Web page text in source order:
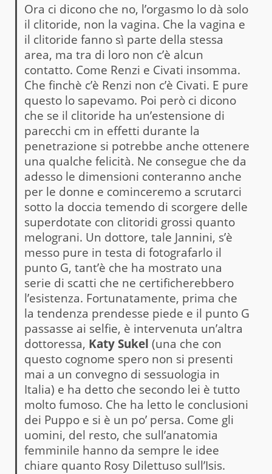
Ora ci dicono che no, l’orgasmo lo dà solo
il clitoride, non la vagina. Che la vagina e
il clitoride fanno sì parte della stessa
area, ma tra di loro non c’è alcun
contatto. Come Renzi e Civati insomma.
Che finchè c’è Renzi non c’è Civati. E pure
questo lo sapevamo. Poi però ci dicono
che se il clitoride ha un’estensione di
parecchi cm in effetti durante la
penetrazione si potrebbe anche ottenere
una qualche felicità. Ne consegue che da
adesso le dimensioni conteranno anche
per le donne e cominceremo a scrutarci
sotto la doccia temendo di scorgere delle
superdotate con clitoridi grossi quanto
melograni. Un dottore, tale Jannini, s’è
messo pure in testa di fotografarlo il
punto G, tant’è che ha mostrato una
serie di scatti che ne certificherebbero
l’esistenza. Fortunatamente, prima che
la tendenza prendesse piede e il punto G
passasse ai selfie, è intervenuta un’altra
dottoressa, Katy Sukel (una che con
questo cognome spero non si presenti
mai a un convegno di sessuologia in
Italia) e ha detto che secondo lei è tutto
molto fumoso. Che ha letto le conclusioni
dei Puppo e si è un po’ persa. Come gli
uomini, del resto, che sull’anatomia
femminile hanno da sempre le idee
chiare quanto Rosy Dilettuso sull’Isis.